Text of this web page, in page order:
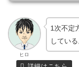
ヒロ
1次不定
している